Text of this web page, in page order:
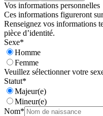
Vos informations personnelles
Ces informations figureront
Renseignez vos informations
pièce d’identité.
Sexe*
Homme
Femme
Veuillez sélectionner votre
Statut*
Majeur(e)
Mineur(e)
Nom*